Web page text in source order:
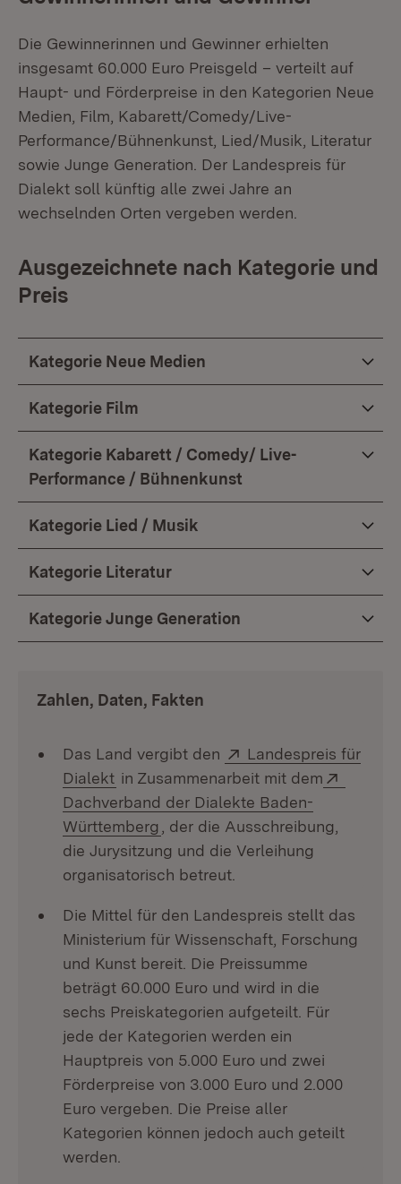
Die Gewinnerinnen und Gewinner erhielten
insgesamt 60.000 Euro Preisgeld – verteilt auf
Haupt- und Förderpreise in den Kategorien Neue
Medien, Film, Kabarett/Comedy/Live-
Performance/Bühnenkunst, Lied/Musik, Literatur
sowie Junge Generation. Der Landespreis für
Dialekt soll künftig alle zwei Jahre an
wechselnden Orten vergeben werden.
Ausgezeichnete nach Kategorie und
Preis
Kategorie Neue Medien
Kategorie Film
Kategorie Kabarett / Comedy/ Live-
Performance / Bühnenkunst
Kategorie Lied / Musik
Kategorie Literatur
Kategorie Junge Generation
Zahlen, Daten, Fakten
Das Land vergibt den Extern:
Landespreis für
Dialekt (Öffnet in neuem Fenster)
in Zusammenarbeit mit dem
Dachverband der Dialekte Baden-
Württemberg (Öffnet in neuem Fenster)
, der die Ausschreibung,
die Jurysitzung und die Verleihung
organisatorisch betreut.
Die Mittel für den Landespreis stellt das
Ministerium für Wissenschaft, Forschung
und Kunst bereit. Die Preissumme
beträgt 60.000 Euro und wird in die
sechs Preiskategorien aufgeteilt. Für
jede der Kategorien werden ein
Hauptpreis von 5.000 Euro und zwei
Förderpreise von 3.000 Euro und 2.000
Euro vergeben. Die Preise aller
Kategorien können jedoch auch geteilt
werden.